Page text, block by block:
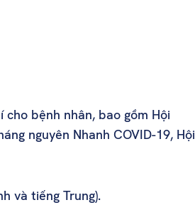
bệnh nhân, bao gồm Hội
nguyên Nhanh COVID-19, Hội
và tiếng Trung).